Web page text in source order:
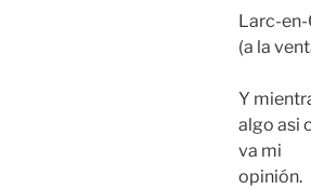
Larc-
(a la
Y
algo asi
va mi
opinión.